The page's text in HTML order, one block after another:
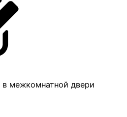
межкомнатной двери